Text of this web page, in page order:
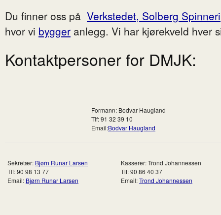
Du finner oss på Verkstedet, Solberg Spinneri
hvor vi bygger anlegg. Vi har kjørekveld hver
Kontaktpersoner for DMJK:
Formann: Bodvar Haugland
Tlf: 91 32 39 10
Email:Bodvar Haugland
Sekretær: Bjørn Runar Larsen
Tlf: 90 98 13 77
Email: Bjørn Runar Larsen
Kasserer: Trond Johannessen
Tlf: 90 86 40 37
Email:Trond Johannessen